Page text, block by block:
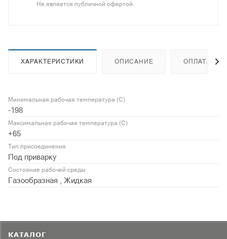
Не является публичной офертой.
ХАРАКТЕРИСТИКИ ОПИСАНИЕ ОПЛАТА
Минимальная рабочая температура (С)
-198
Максимальная рабочая температура (С)
+65
Тип присоединения
Под приварку
Состояние рабочей среды
Газообразная , Жидкая
КАТАЛОГ